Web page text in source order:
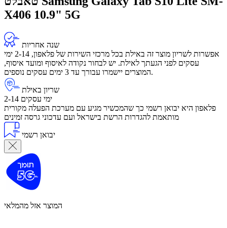
X406 10.9" 5G
שנה אחריות
אפשרות לשריון מוצר זה באילת בכל מרכזי השירות של פלאפון, 2-14 ימי
עסקים לפני הגעתך לאילת. יש לבחור נקודה לאיסוף ומועד איסוף,
המוצרים יישמרו עבורך עד 3 ימים עסקים נוספים.
שריון באילת
2-14 ימי עסקים
פלאפון היא יבואן רשמי כך שהמכשיר מגיע עם מערכת הפעלה מקורית
מותאמת להגדרות הרשת בישראל ועם עדכוני גרסה זמינים
יבואן רשמי
המוצר אזל מהמלאי